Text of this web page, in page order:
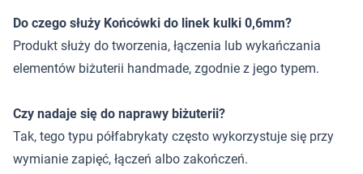
Do czego służy Końcówki do linek kulki 0,6mm?
Produkt służy do tworzenia, łączenia lub wykańczania
elementów biżuterii handmade, zgodnie z jego typem.
Czy nadaje się do naprawy biżuterii?
Tak, tego typu półfabrykaty często wykorzystuje się przy
wymianie zapięć, łączeń albo zakończeń.